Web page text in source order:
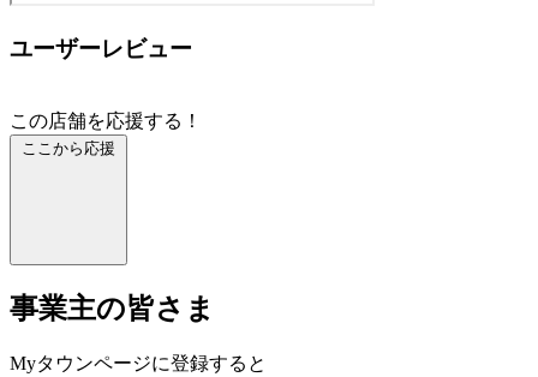
ユーザーレビュー
この店舗を応援する！
ここから応援
事業主の皆さま
Myタウンページに登録すると